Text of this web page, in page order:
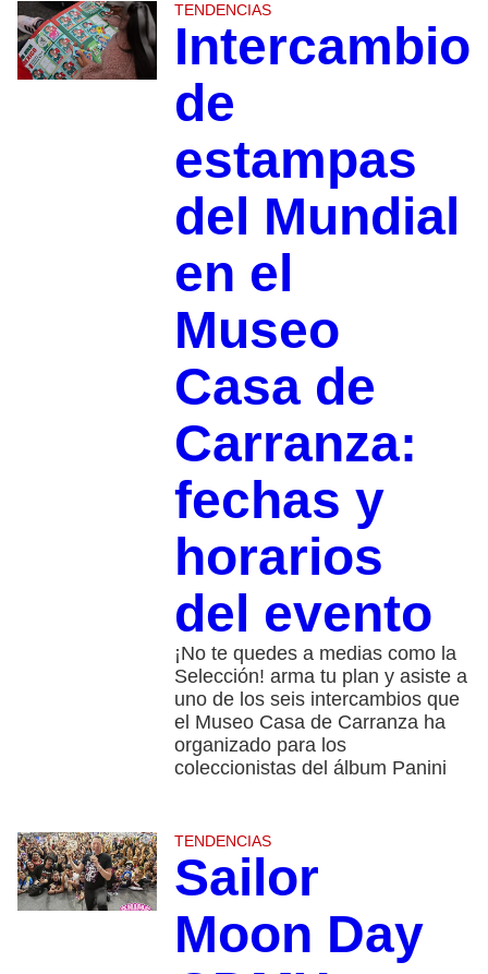
TENDENCIAS
Intercambio
de
estampas
del Mundial
en el
Museo
Casa de
Carranza:
fechas y
horarios
del evento
¡No te quedes a medias como la
Selección! arma tu plan y asiste a
uno de los seis intercambios que
el Museo Casa de Carranza ha
organizado para los
coleccionistas del álbum Panini
TENDENCIAS
Sailor
Moon Day